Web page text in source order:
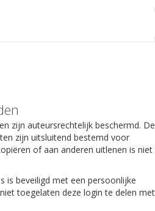
zijn auteursrechtelijk beschermd. De
zijn uitsluitend bestemd voor
of aan anderen uitlenen is niet
is beveiligd met een persoonlijke
toegelaten deze login te delen met